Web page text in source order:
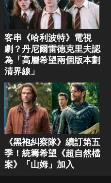
客串《哈利波特》電視
劇？丹尼爾雷德克里夫認
為「高層希望兩個版本劃
清界線」
《黑袍糾察隊》續訂第五
季！統籌希望《超自然檔
案》「山姆」加入